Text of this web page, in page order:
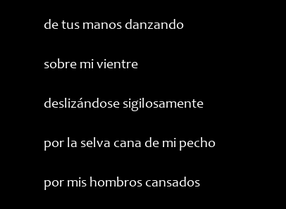
de tus manos danzando
sobre mi vientre
deslizándose sigilosamente
por la selva cana de mi pecho
por mis hombros cansados